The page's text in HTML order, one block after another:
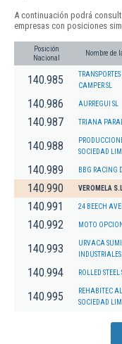
A continuación podrá
empresas con posiciones
Posición
Nacional
Nombre de
140.985
CAMPER SL
140.986 AURREGUI SL
140.987 TRIANA
140.988
SOCIEDAD
140.989 BBG RACING
140.990 VEROMELA
140.991 24 BEECH
140.992 MOTO OPCION
140.993
URVACA
140.994 ROLLED STEEL
140.995
REHABITEC
SOCIEDAD